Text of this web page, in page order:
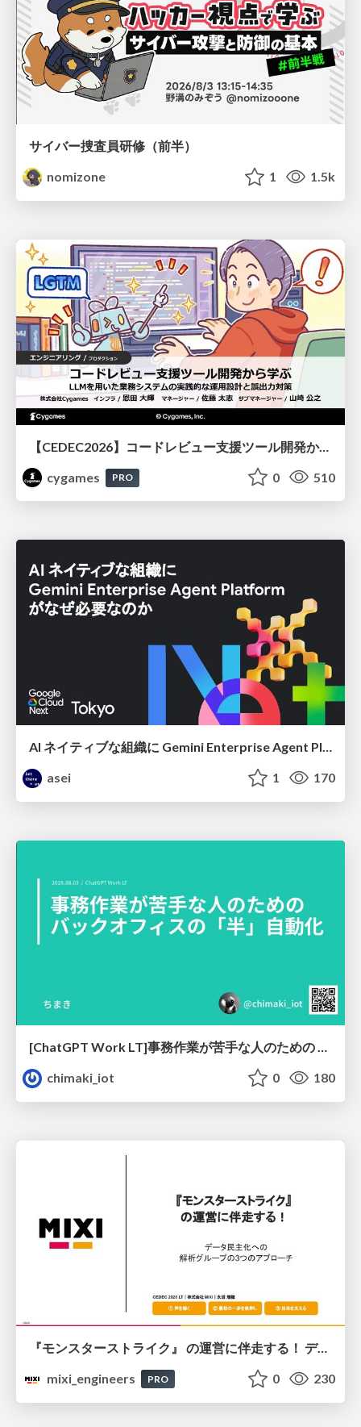
サイバー捜査員研修（前半）
nomizone
1 1.5k
【CEDEC2026】コードレビュー支援ツール開発から学ぶ：LLMを用いた業務システムの実践的な運用設計と誤出力対策
cygames
PRO 0 510
AI ネイティブな組織に Gemini Enterprise Agent Platform がなぜ必要なのか
asei
1 170
[ChatGPT Work LT]事務作業が苦手な人のための バックオフィスの「半」自動化
chimaki_iot
0 180
『モンスターストライク』 の運営に伴走する！ データ民主化への 解析グループの3つのアプローチ
mixi_engineers
PRO 0 230